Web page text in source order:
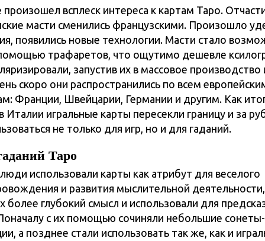
произошел всплеск интереса к картам Таро.
масти сменились французскими. Произошло
появились новые технологии. Масти стало
трафаретов, что ощутимо дешевле
запустив их в массовое производство
скоро они распространились по всем
Франции, Швейцарии, Германии и другим. Как
Италии игральные карты пересекли границу и за
не только для игр, но и для гаданий.
Таро
использовали карты как атрибут для веселого
и развития мыслительной
более глубокий смысл и использовали для
с их помощью сочиняли небольшие сонеты-
а позднее стали использовать так же, как и